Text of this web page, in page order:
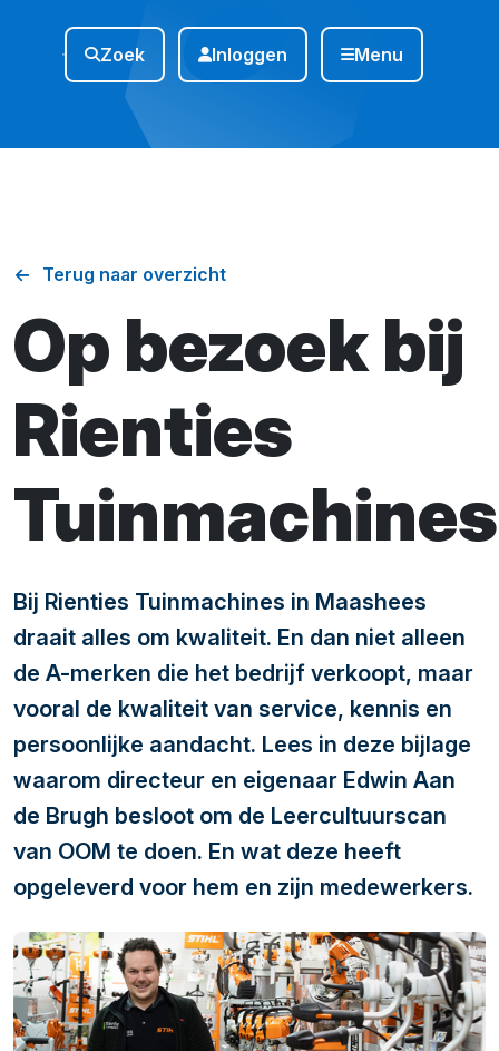
Zoek Inloggen Menu
Terug naar overzicht
Op bezoek bij
Rienties
Tuinmachines
Bij Rienties Tuinmachines in Maashees
draait alles om kwaliteit. En dan niet alleen
de A-merken die het bedrijf verkoopt, maar
vooral de kwaliteit van service, kennis en
persoonlijke aandacht. Lees in deze bijlage
waarom directeur en eigenaar Edwin Aan
de Brugh besloot om de Leercultuurscan
van OOM te doen. En wat deze heeft
opgeleverd voor hem en zijn medewerkers.